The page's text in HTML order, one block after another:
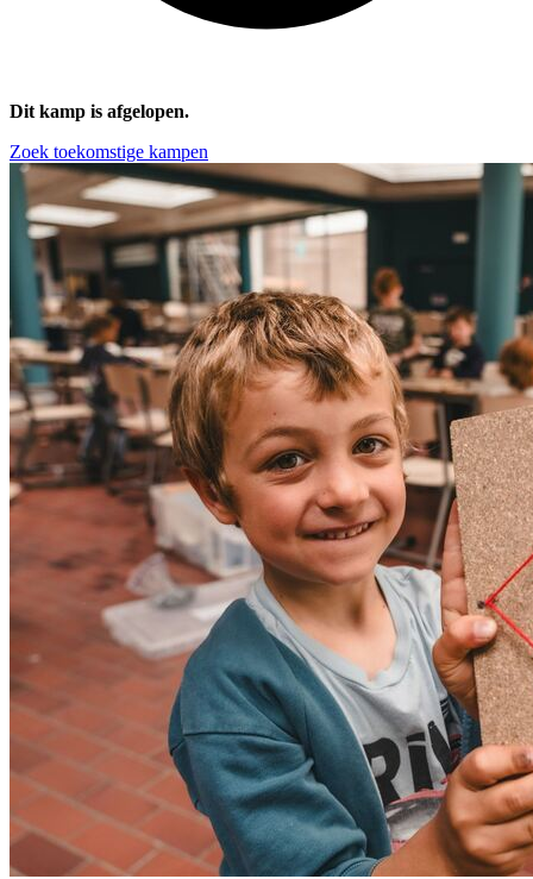
Dit kamp is afgelopen.
Zoek toekomstige kampen